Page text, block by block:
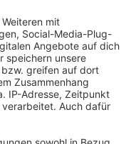
Jahr über auch